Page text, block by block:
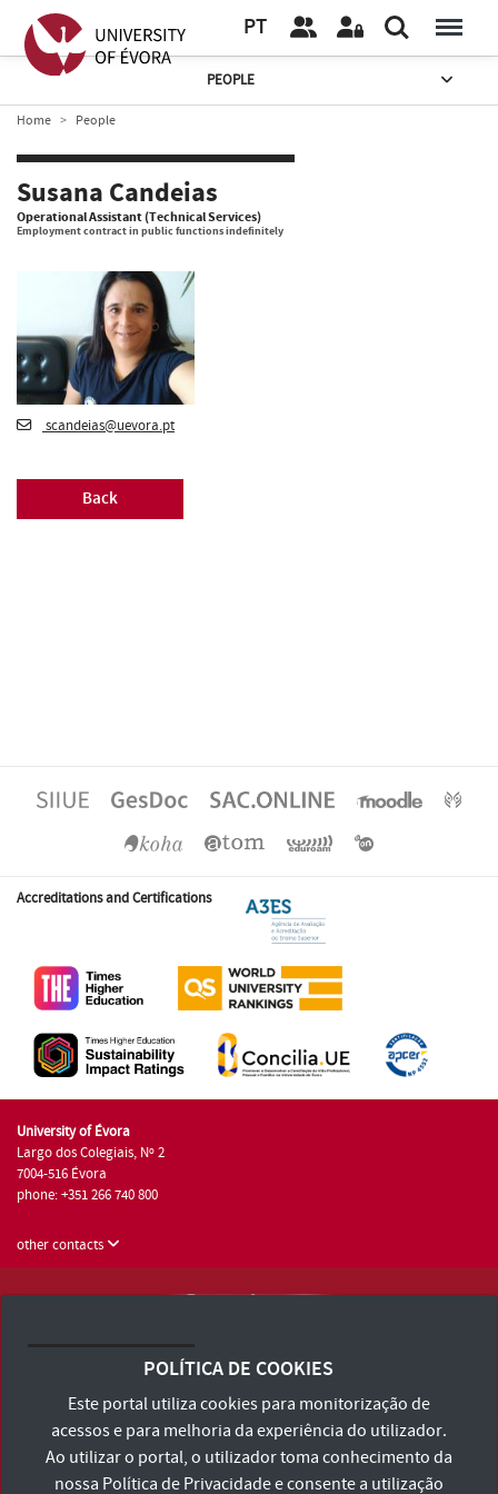
PT
PEOPLE
Home People
Susana Candeias
Operational Assistant (Technical Services)
Employment contract in public functions indefinitely
scandeias@uevora.pt
Back
Accreditations and Certifications
University of Évora
Largo dos Colegiais, Nº 2
7004-516 Évora
phone: +351 266 740 800
other contacts
Terms and Conditions and Privacy Policy
Accessibility Statement
POLÍTICA DE COOKIES
Este portal utiliza cookies para monitorização de
acessos e para melhoria da experiência do utilizador.
Ao utilizar o portal, o utilizador toma conhecimento da
nossa Política de Privacidadee consente a utilização